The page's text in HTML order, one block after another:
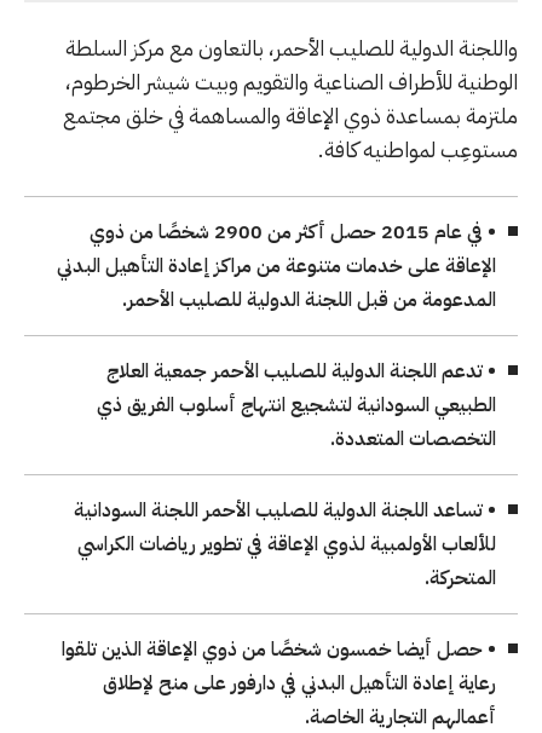
واللجنة الدولية للصليب الأحمر، بالتعاون مع مركز السلطة
الوطنية للأطراف الصناعية والتقويم وبيت شيشر الخرطوم،
ملتزمة بمساعدة ذوي الإعاقة والمساهمة في خلق مجتمع
مستوعِب لمواطنيه كافة.
• في عام 2015 حصل أكثر من 2900 شخصًا من ذوي
الإعاقة على خدمات متنوعة من مراكز إعادة التأهيل البدني
المدعومة من قبل اللجنة الدولية للصليب الأحمر.
• تدعم اللجنة الدولية للصليب الأحمر جمعية العلاج
الطبيعي السودانية لتشجيع انتهاج أسلوب الفريق ذي
التخصصات المتعددة.
• تساعد اللجنة الدولية للصليب الأحمر اللجنة السودانية
للألعاب الأولمبية لذوي الإعاقة في تطوير رياضات الكراسي
المتحركة.
• حصل أيضا خمسون شخصًا من ذوي الإعاقة الذين تلقوا
رعاية إعادة التأهيل البدني في دارفور على منح لإطلاق
أعمالهم التجارية الخاصة.